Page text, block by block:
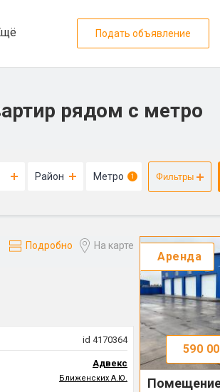
Подать объявление
рядом с метро
Район Метро 1 Фильтры
Подробно На карте
id 4170364
Адвекс
Ближенских А.Ю.
Аренда
590